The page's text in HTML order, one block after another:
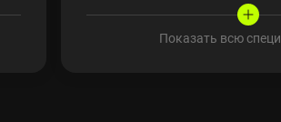
Показать всю